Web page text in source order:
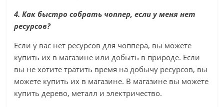
4. Как быстро собрать чоппер, если у меня нет
ресурсов?
Если у вас нет ресурсов для чоппера, вы можете
купить их в магазине или добыть в природе. Если
вы не хотите тратить время на добычу ресурсов, вы
можете купить их в магазине. В магазине вы можете
купить дерево, металл и электричество.